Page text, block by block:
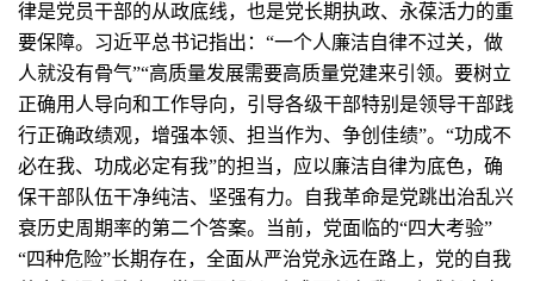
律是党员干部的从政底线，也是党长期执政、永葆活力的重
要保障。习近平总书记指出：“一个人廉洁自律不过关，做
人就没有骨气”“高质量发展需要高质量党建来引领。要树立
正确用人导向和工作导向，引导各级干部特别是领导干部践
行正确政绩观，增强本领、担当作为、争创佳绩”。“功成不
必在我、功成必定有我”的担当，应以廉洁自律为底色，确
保干部队伍干净纯洁、坚强有力。自我革命是党跳出治乱兴
衰历史周期率的第二个答案。当前，党面临的“四大考验”
“四种危险”长期存在，全面从严治党永远在路上，党的自我